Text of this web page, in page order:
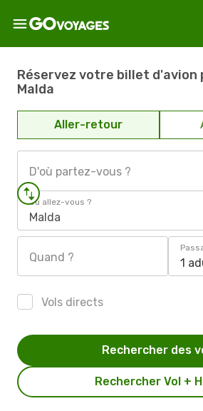
Réservez votre billet d'avion
Malda
Aller-retour
D'où partez-vous ?
Où allez-vous ?
Malda
Quand ? 1
Vols directs
Rechercher Vol +
Rechercher des